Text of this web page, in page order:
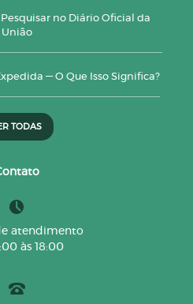
Pesquisar no Diário Oficial da
União
— O Que Isso Significa?
TODAS
atendimento
às 18:00